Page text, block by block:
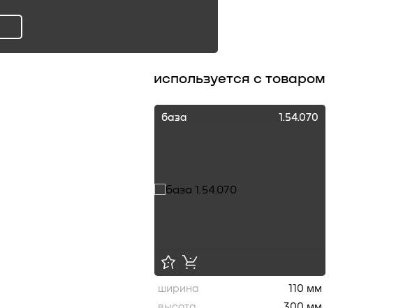
используется с товаром
база 1.54.070
ширина
110 мм